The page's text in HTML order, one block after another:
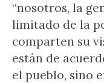
“nosotros, la
limitado de la
comparten su
están de
el pueblo, sino